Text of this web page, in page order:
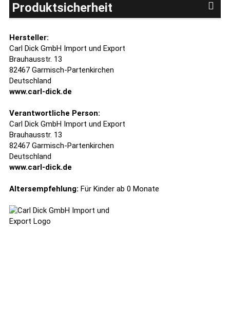
Produktsicherheit
Hersteller:
Carl Dick GmbH Import und Export
Brauhausstr. 13
82467 Garmisch-Partenkirchen
Deutschland
www.carl-dick.de
Verantwortliche Person:
Carl Dick GmbH Import und Export
Brauhausstr. 13
82467 Garmisch-Partenkirchen
Deutschland
www.carl-dick.de
Altersempfehlung: Für Kinder ab 0 Monate